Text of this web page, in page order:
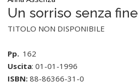
Un sorriso senza fine
TITOLO NON DISPONIBILE
Pp. 162
Uscita: 01-01-1996
ISBN: 88-86366-31-0